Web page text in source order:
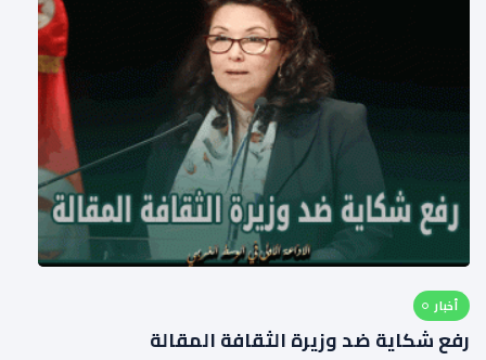
أخبار
رفع شكاية ضد وزيرة الثقافة المقالة